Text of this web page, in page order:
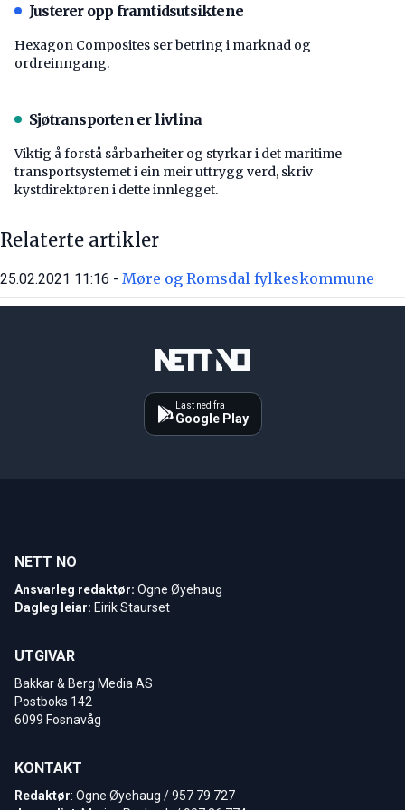
Justerer opp framtidsutsiktene
Hexagon Composites ser betring i marknad og
ordreinngang.
Sjøtransporten er livlina
Viktig å forstå ­sårbarheiter og styrkar i det maritime
transport­systemet i ein meir uttrygg verd, skriv
kystdirektøren i dette innlegget.
Relaterte artikler
25.02.2021 11:16 - Møre og Romsdal fylkeskommune
Last ned fra
Google Play
NETT NO
Ansvarleg redaktør: Ogne Øyehaug
Dagleg leiar: Eirik Staurset
UTGIVAR
Bakkar & Berg Media AS
Postboks 142
6099 Fosnavåg
KONTAKT
Redaktør: Ogne Øyehaug / 957 79 727